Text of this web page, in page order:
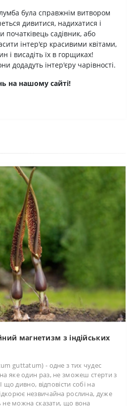
була справжнім витвором
дивитися, надихатися і
початківець садівник, або
інтер'єр красивими квітами,
і висадіть їх в горщиках!
додадуть інтер'єру чарівності.
на нашому сайті!
магнетизм з індійських
guttatum) - одне з тих чудес
яке один раз, не зможеш стерти з
що дивно, відповісти собі на
незвичайна рослина, дуже
не можна сказати, що вона